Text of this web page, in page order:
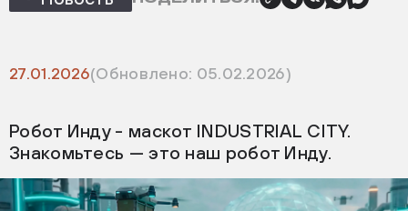
27.01.2026(Обновлено: 05.02.2026)
Робот Инду - маскот INDUSTRIAL CITY.
Знакомьтесь — это наш робот Инду.